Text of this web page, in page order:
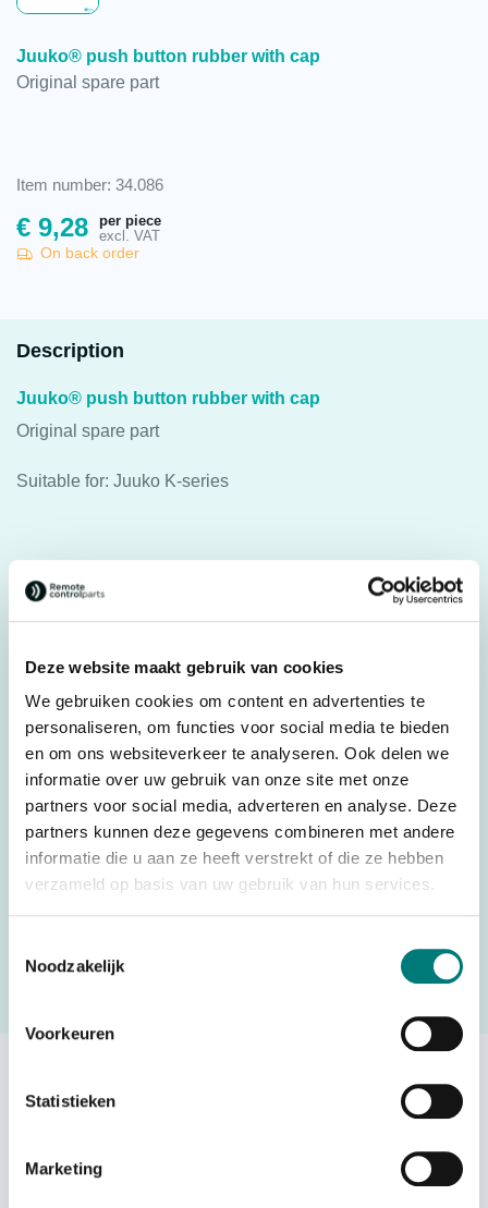
Deze website maakt gebruik van cookies
We gebruiken cookies om content en advertenties te
personaliseren, om functies voor social media te bieden
en om ons websiteverkeer te analyseren. Ook delen we
informatie over uw gebruik van onze site met onze
partners voor social media, adverteren en analyse. Deze
partners kunnen deze gegevens combineren met andere
informatie die u aan ze heeft verstrekt of die ze hebben
verzameld op basis van uw gebruik van hun services.
Noodzakelijk
Voorkeuren
Statistieken
Marketing
Juuko® push button rubber with cap
Original spare part
Item number: 34.086
€ 9,28
per piece
excl. VAT
On back order
Description
Juuko® push button rubber with cap
Original spare part
Suitable for: Juuko K-series
Specifications
Brands
Juuko®
Switches, joysticks &
accessories
Country of Origin
Taiwan
Would you like to request a quote for this product? Then fill
as possible.